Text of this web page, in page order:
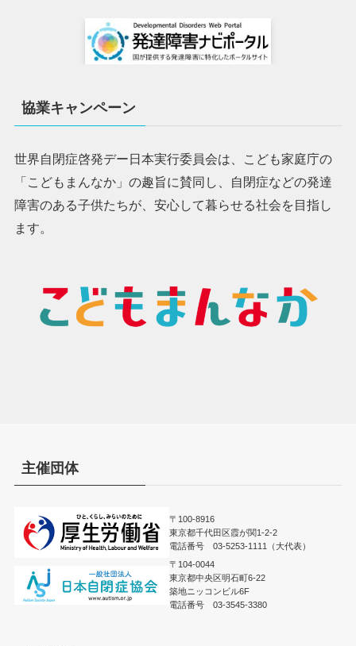
協業キャンペーン
世界自閉症啓発デー日本実行委員会は、こども家庭庁の
「こどもまんなか」の趣旨に賛同し、自閉症などの発達
障害のある子供たちが、安心して暮らせる社会を目指し
ます。
主催団体
〒100-8916
東京都千代田区霞が関1-2-2
電話番号 03-5253-1111（大代表）
〒104-0044
東京都中央区明石町6-22
築地ニッコンビル6F
電話番号 03-3545-3380